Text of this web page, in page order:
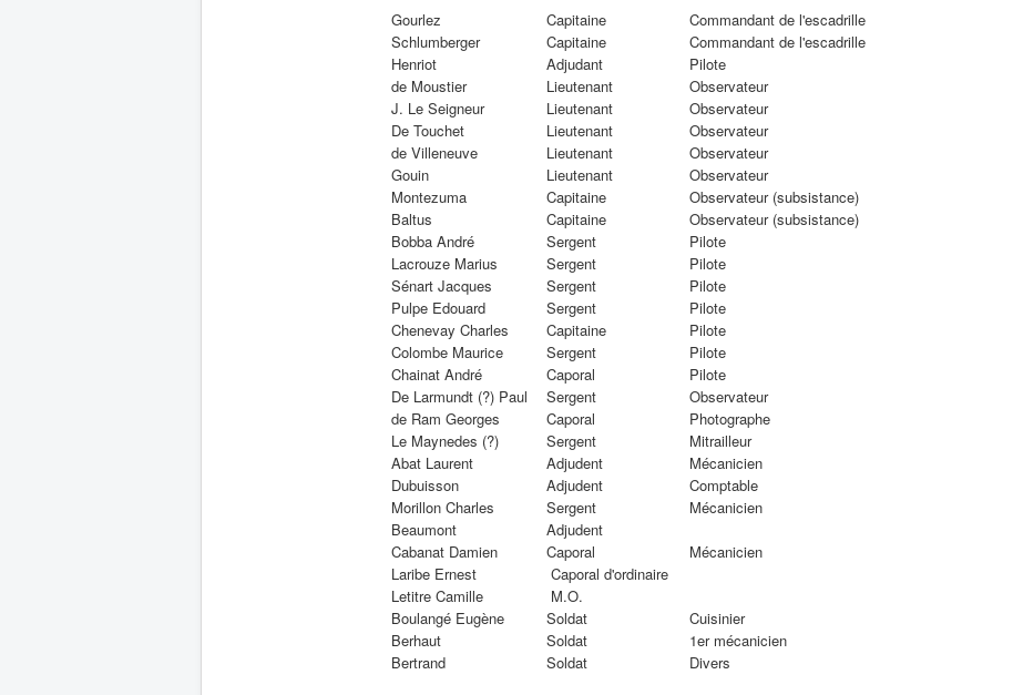
Gourlez
Capitaine
Commandant de l'escadrille
Schlumberger
Capitaine
Commandant de l'escadrille
Henriot
Adjudant
Pilote
de Moustier
Lieutenant
Observateur
J. Le Seigneur
Lieutenant
Observateur
De Touchet
Lieutenant
Observateur
de Villeneuve
Lieutenant
Observateur
Gouin
Lieutenant
Observateur
Montezuma
Capitaine
Observateur (subsistance)
Baltus
Capitaine
Observateur (subsistance)
Bobba André
Sergent
Pilote
Lacrouze Marius
Sergent
Pilote
Sénart Jacques
Sergent
Pilote
Pulpe Edouard
Sergent
Pilote
Chenevay Charles
Capitaine
Pilote
Colombe Maurice
Sergent
Pilote
Chainat André
Caporal
Pilote
De Larmundt (?) Paul
Sergent
Observateur
de Ram Georges
Caporal
Photographe
Le Maynedes (?)
Sergent
Mitrailleur
Abat Laurent
Adjudent
Mécanicien
Dubuisson
Adjudent
Comptable
Morillon Charles
Sergent
Mécanicien
Beaumont
Adjudent
Cabanat Damien
Caporal
Mécanicien
Laribe Ernest
Caporal d'ordinaire
Letitre Camille
M.O.
Boulangé Eugène
Soldat
Cuisinier
Berhaut
Soldat
1er mécanicien
Bertrand
Soldat Divers